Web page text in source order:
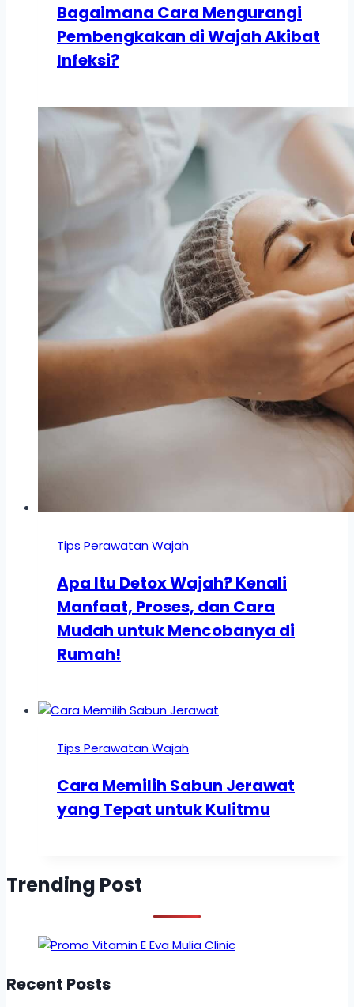
Bagaimana Cara Mengurangi
Pembengkakan di Wajah Akibat
Infeksi?
Tips Perawatan Wajah
Apa Itu Detox Wajah? Kenali
Manfaat, Proses, dan Cara
Mudah untuk Mencobanya di
Rumah!
Tips Perawatan Wajah
Cara Memilih Sabun Jerawat
yang Tepat untuk Kulitmu
Trending Post
Recent Posts